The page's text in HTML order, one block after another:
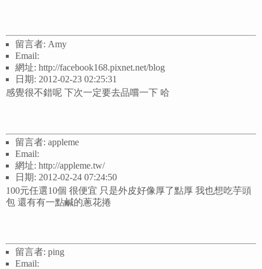
留言者: Amy
Email:
網址: http://facebook168.pixnet.net/blog
日期: 2012-02-23 02:25:31
感覺很不錯呢 下次一定要去品嚐一下 哈
留言者: appleme
Email:
網址: http://appleme.tw/
日期: 2012-02-24 07:24:50
100元任選10個 很便宜 只是外皮好像厚了點厚 我也想吃芋頭
包 還有有一點鹹的蔥花捲
留言者: ping
Email: